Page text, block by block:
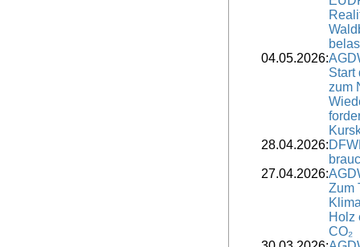
04.05.2026:
Start
zum
28.04.2026:
27.04.2026:
Zum
Holz
CO₂